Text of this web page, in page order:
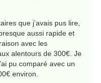
que j’avais pus lire,
aussi rapide et
avec les
alentours de 300€. Je
pu comparé avec un
environ.